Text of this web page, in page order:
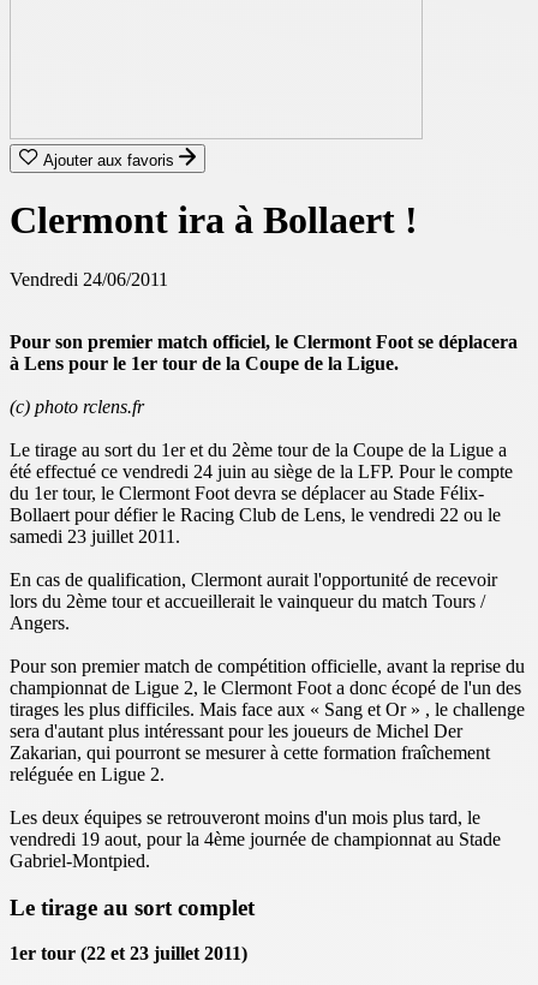
Ajouter aux favoris
Clermont ira à Bollaert !
Vendredi 24/06/2011
Pour son premier match officiel, le Clermont Foot se déplacera
à Lens pour le 1er tour de la Coupe de la Ligue.
(c) photo rclens.fr
Le tirage au sort du 1er et du 2ème tour de la Coupe de la Ligue a
été effectué ce vendredi 24 juin au siège de la LFP. Pour le compte
du 1er tour, le Clermont Foot devra se déplacer au Stade Félix-
Bollaert pour défier le Racing Club de Lens, le vendredi 22 ou le
samedi 23 juillet 2011.
En cas de qualification, Clermont aurait l'opportunité de recevoir
lors du 2ème tour et accueillerait le vainqueur du match Tours /
Angers.
Pour son premier match de compétition officielle, avant la reprise du
championnat de Ligue 2, le Clermont Foot a donc écopé de l'un des
tirages les plus difficiles. Mais face aux « Sang et Or » , le challenge
sera d'autant plus intéressant pour les joueurs de Michel Der
Zakarian, qui pourront se mesurer à cette formation fraîchement
reléguée en Ligue 2.
Les deux équipes se retrouveront moins d'un mois plus tard, le
vendredi 19 aout, pour la 4ème journée de championnat au Stade
Gabriel-Montpied.
Le tirage au sort complet
1er tour (22 et 23 juillet 2011)